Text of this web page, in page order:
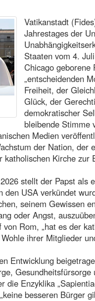
Vatikanstadt
Jahrestages der
Staaten vom 4.
Chicago geborene
„entscheidenden
Freiheit, der
Glück, der
demokratischer
bleibende Stimme
Medien
der Nation, der
Kirche zur
stellt der Papst als
den USA verkündet
seinem Gewissen
oder Angst,
Rom, „hat es der
ihrer Mitglieder
Entwicklung
Gesundheitsfürsorge
die Enzyklika
besseren Bürger